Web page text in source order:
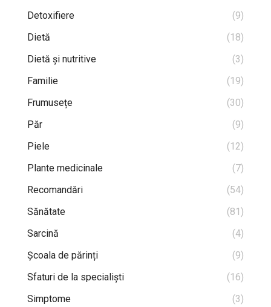
Detoxifiere
(9)
Dietă
(18)
Dietă și nutritive
(3)
Familie
(19)
Frumusețe
(30)
Păr
(9)
Piele
(12)
Plante medicinale
(7)
Recomandări
(54)
Sănătate
(81)
Sarcină
(4)
Școala de părinți
(9)
Sfaturi de la specialiști
(16)
Simptome
(3)